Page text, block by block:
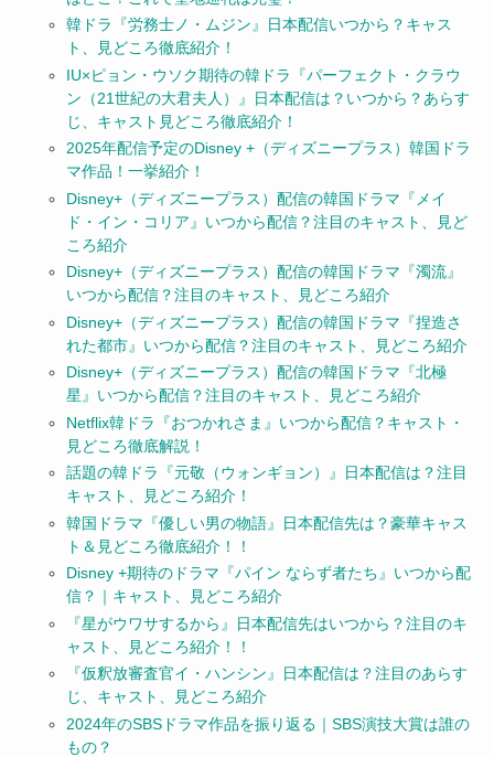
韓ドラ『労務士ノ・ムジン』日本配信いつから？キャス
ト、見どころ徹底紹介！
IU×ピョン・ウソク期待の韓ドラ『パーフェクト・クラウ
ン（21世紀の大君夫人）』日本配信は？いつから？あらす
じ、キャスト見どころ徹底紹介！
2025年配信予定のDisney +（ディズニープラス）韓国ドラ
マ作品！一挙紹介！
Disney+（ディズニープラス）配信の韓国ドラマ『メイ
ド・イン・コリア』いつから配信？注目のキャスト、見ど
ころ紹介
Disney+（ディズニープラス）配信の韓国ドラマ『濁流』
いつから配信？注目のキャスト、見どころ紹介
Disney+（ディズニープラス）配信の韓国ドラマ『捏造さ
れた都市』いつから配信？注目のキャスト、見どころ紹介
Disney+（ディズニープラス）配信の韓国ドラマ『北極
星』いつから配信？注目のキャスト、見どころ紹介
Netflix韓ドラ『おつかれさま』いつから配信？キャスト・
見どころ徹底解説！
話題の韓ドラ『元敬（ウォンギョン）』日本配信は？注目
キャスト、見どころ紹介！
韓国ドラマ『優しい男の物語』日本配信先は？豪華キャス
ト＆見どころ徹底紹介！！
Disney +期待のドラマ『パイン ならず者たち』いつから配
信？｜キャスト、見どころ紹介
『星がウワサするから』日本配信先はいつから？注目のキ
ャスト、見どころ紹介！！
『仮釈放審査官イ・ハンシン』日本配信は？注目のあらす
じ、キャスト、見どころ紹介
2024年のSBSドラマ作品を振り返る｜SBS演技大賞は誰の
もの？